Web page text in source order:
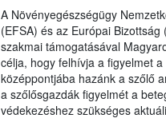
A Növényegészségügy
(EFSA) és az Európai
szakmai támogatásával
célja, hogy felhívja a figyelmet
középpontjába hazánk a szőlő
a szőlősgazdák figyelmét a
védekezéshez szükséges